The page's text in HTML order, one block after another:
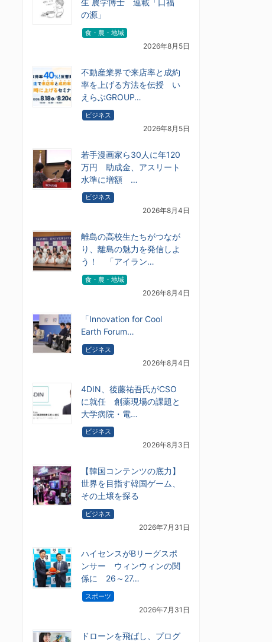
生 農学博士 連載「口福
の源」
食・農・地域
2026年8月5日
不動産業界で来店率と成約
率を上げる方法を伝授 い
えらぶGROUP…
ビジネス
2026年8月5日
若手漫画家ら30人に年120
万円 助成金、アスリート
水準に増額 …
ビジネス
2026年8月4日
離島の高校生たちがつなが
り、離島の魅力を発信しよ
う！ 「アイラン…
食・農・地域
2026年8月4日
「Innovation for Cool
Earth Forum…
ビジネス
2026年8月4日
4DIN、後藤祐吾氏がCSO
に就任 創薬現場の課題と
大学病院・電…
ビジネス
2026年8月3日
【韓国コンテンツの底力】
世界を目指す韓国ゲーム、
その土壌を探る
ビジネス
2026年7月31日
ハイセンスがBリーグスポ
ンサー ウィンウィンの関
係に 26～27…
スポーツ
2026年7月31日
ドローンを飛ばし、プログ